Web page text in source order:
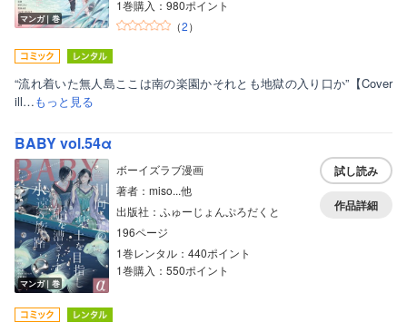
マンガ｜巻
1巻購入：980ポイント
（2）
“流れ着いた無人島ここは南の楽園かそれとも地獄の入り口か”【Cover
ill…もっと見る
BABY vol.54α
マンガ｜巻
ボーイズラブ漫画
著者：miso...他
出版社：ふゅーじょんぷろだくと
196ページ
1巻レンタル：440ポイント
1巻購入：550ポイント
試し読み
作品詳細